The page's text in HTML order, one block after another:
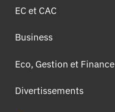
EC et CAC
Business
Eco, Gestion et Finance
Divertissements